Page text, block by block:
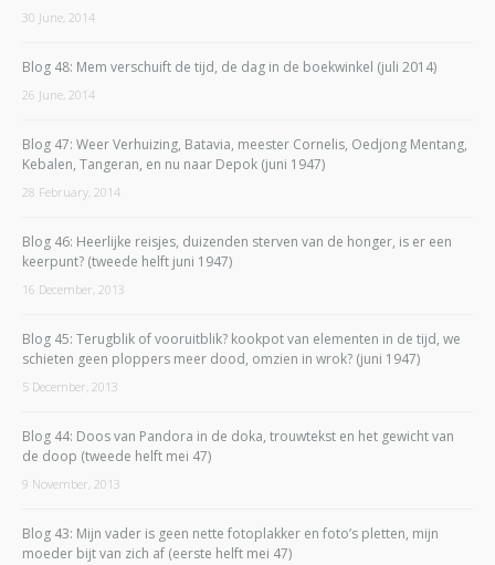
30 June, 2014
Blog 48: Mem verschuift de tijd, de dag in de boekwinkel (juli 2014)
26 June, 2014
Blog 47: Weer Verhuizing, Batavia, meester Cornelis, Oedjong Mentang,
Kebalen, Tangeran, en nu naar Depok (juni 1947)
28 February, 2014
Blog 46: Heerlijke reisjes, duizenden sterven van de honger, is er een
keerpunt? (tweede helft juni 1947)
16 December, 2013
Blog 45: Terugblik of vooruitblik? kookpot van elementen in de tijd, we
schieten geen ploppers meer dood, omzien in wrok? (juni 1947)
5 December, 2013
Blog 44: Doos van Pandora in de doka, trouwtekst en het gewicht van
de doop (tweede helft mei 47)
9 November, 2013
Blog 43: Mijn vader is geen nette fotoplakker en foto’s pletten, mijn
moeder bijt van zich af (eerste helft mei 47)